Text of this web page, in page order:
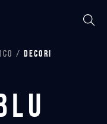
DECORI